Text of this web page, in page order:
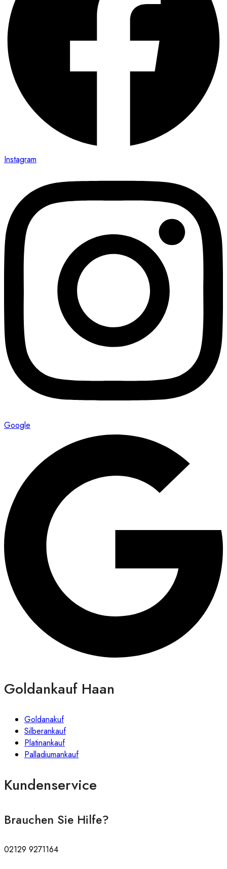
Instagram
Google
Goldankauf Haan
Goldanakuf
Silberankauf
Platinankauf
Palladiumankauf
Kundenservice
Brauchen Sie Hilfe?
02129 9271164